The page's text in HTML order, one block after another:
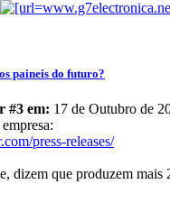
paineis do futuro?
#3 em: 17 de Outubro de
press-releases/
dizem que produzem